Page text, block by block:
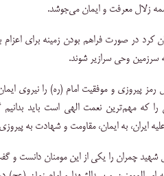
زلال معرفت و ایمان می‌جوشد.
کرد در صورت فراهم بودن زمینه برای اعزام
سرزمین وحی سرازیر شوند.
رمز پیروزی و موفقیت امام (ره) را نیروی
را که مهم‌ترین نعمت الهی است باید
ایران، به ایمان، مقاومت و شهادت به
شهید چمران را یکی از این مومنان دانست و